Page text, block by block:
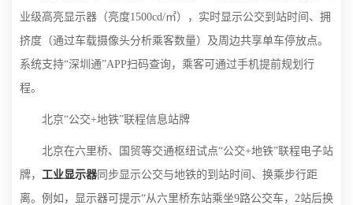
业级高亮显示器（亮度1500cd/㎡），实时显示公交到站时间、拥
挤度（通过车载摄像头分析乘客数量）及周边共享单车停放点。
系统支持“深圳通”APP扫码查询，乘客可通过手机提前规划行
程。
北京“公交+地铁”联程信息站牌
北京在六里桥、国贸等交通枢纽试点“公交+地铁”联程电子站
牌， 工业显示器同步显示公交与地铁的到站时间、换乘步行距
离。例如，显示器可提示“从六里桥东站乘坐9路公交车，2站后换